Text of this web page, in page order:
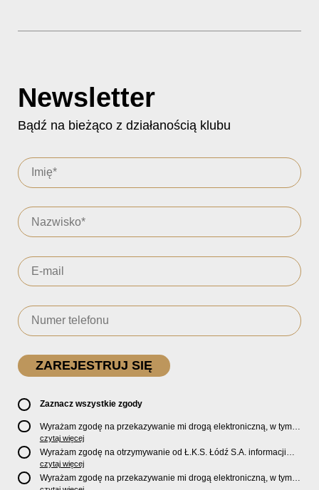
Newsletter
Bądź na bieżąco z działanością klubu
Zaznacz wszystkie zgody
Wyrażam zgodę na przekazywanie mi drogą elektroniczną, w tym
pocztą e-mail, oficjalnego newslettera oraz informacji o zniżkach,
promocjach, nowościach, biletach, karnetach, ofercie sklepu U2
Store oraz serwisu bilety.lkslodz.pl i innych produktach oraz
usługach oferowanych przez Ł.K.S. Łódź S.A.
czytaj więcej
Wyrażam zgodę na otrzymywanie od Ł.K.S. Łódź S.A. informacji
marketingowych dotyczących działalności spółki, ofert, wydarzeń i
produktów za pośrednictwem wiadomości SMS oraz połączeń
czytaj więcej
Wyrażam zgodę na przekazywanie mi drogą elektroniczną, w tym